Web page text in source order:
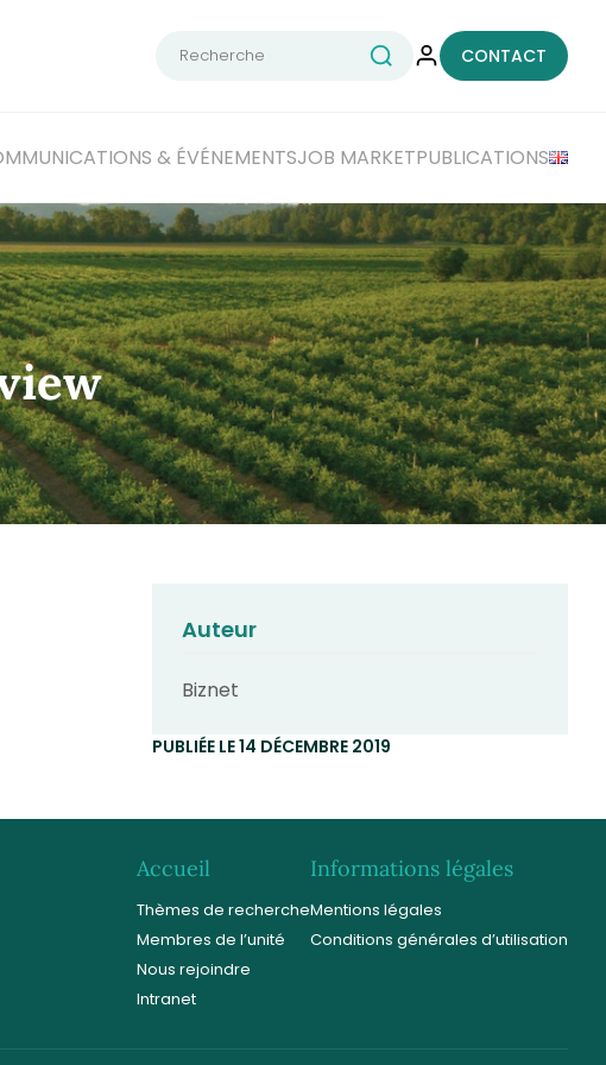
Rechercher : CONTACT
MUNICATIONS & ÉVÉNEMENTSJOB MARKETPUBLICATIONS
Auteur
Biznet
PUBLIÉE LE 14 DÉCEMBRE 2019
Accueil
Thèmes de recherche
Membres de l’unité
Nous rejoindre
Intranet
Informations légales
Mentions légales
Conditions générales d’utilisation